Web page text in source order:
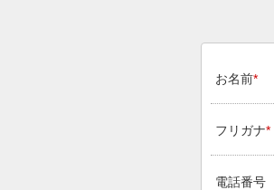
お名前*
フリガナ*
電話番号